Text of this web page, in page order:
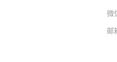
微
邮